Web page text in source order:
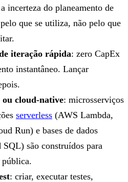
incerteza do planeamento de
que se utiliza, não pelo que
iteração rápida: zero CapEx
instantâneo. Lançar
ou cloud-native: microsserviços
serverless (AWS Lambda,
Run) e bases de dados
são construídos para
: criar, executar testes,